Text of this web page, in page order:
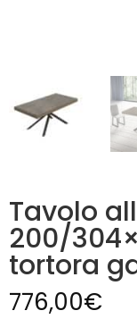
Tavolo
200/
tortora
776,00€